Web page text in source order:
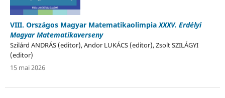
VIII. Országos Magyar Matematikaolimpia XXXV. Erdélyi
Magyar Matematikaverseny
Szilárd ANDRÁS (editor), Andor LUKÁCS (editor), Zsolt SZILÁGYI
(editor)
15 mai 2026